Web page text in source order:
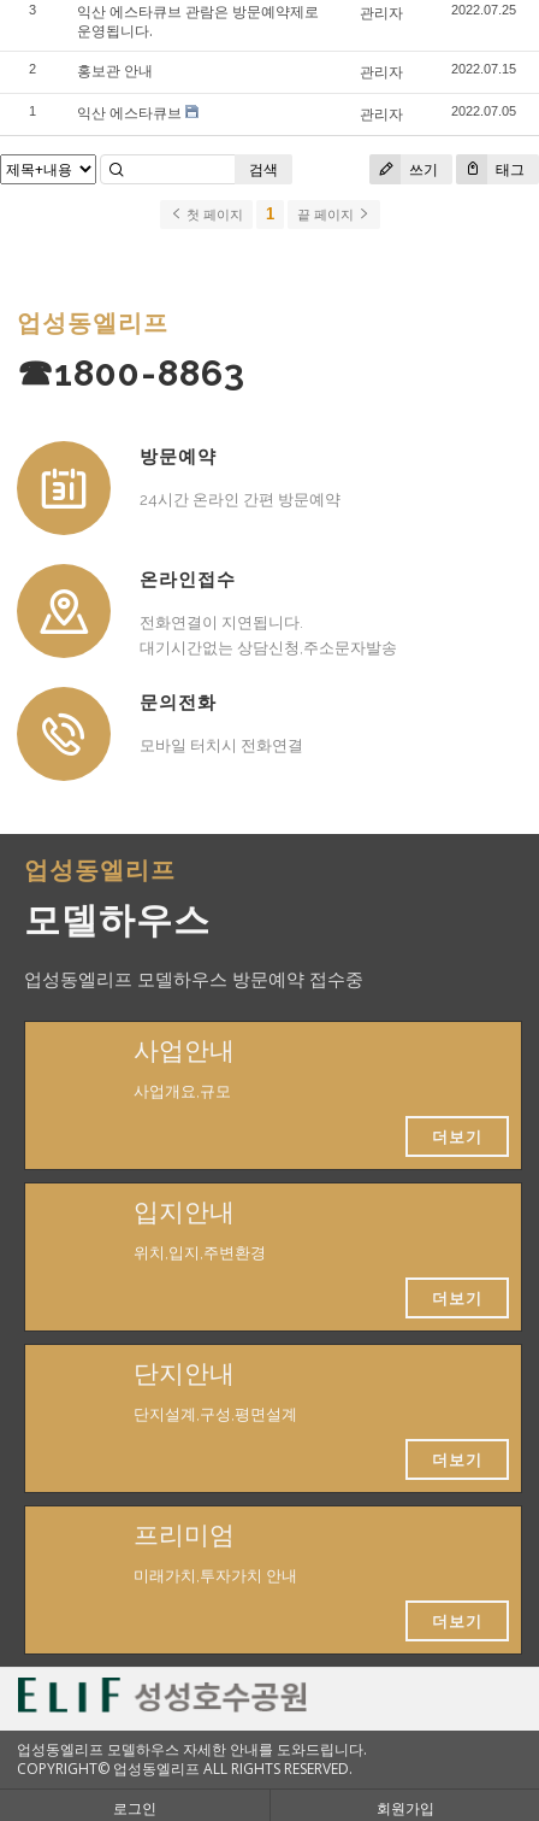
3
익산 에스타큐브 관람은 방문예약제로
운영됩니다.
관리자 2022.07.25
2 홍보관 안내 관리자 2022.07.15
1 익산 에스타큐브 관리자 2022.07.05
쓰기 태그
검색
첫 페이지 1 끝 페이지
업성동엘리프
☎1800-8863
방문예약
24시간 온라인 간편 방문예약
온라인접수
전화연결이 지연됩니다.
대기시간없는 상담신청,주소문자발송
문의전화
모바일 터치시 전화연결
업성동엘리프
모델하우스
업성동엘리프 모델하우스 방문예약 접수중
사업안내
사업개요,규모
더보기
입지안내
위치,입지,주변환경
더보기
단지안내
단지설계,구성,평면설계
더보기
프리미엄
미래가치,투자가치 안내
더보기
업성동엘리프 모델하우스 자세한 안내를 도와드립니다.
COPYRIGHT© 업성동엘리프 ALL RIGHTS RESERVED.
로그인
회원가입